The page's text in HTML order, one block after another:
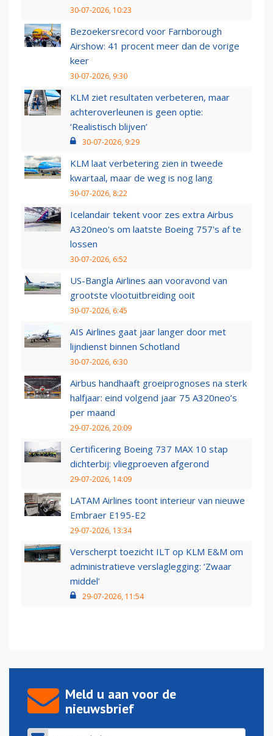
30-07-2026, 10:23
Bezoekersrecord voor Farnborough
Airshow: 41 procent meer dan de vorige
keer
30-07-2026, 9:30
KLM ziet resultaten verbeteren, maar
achteroverleunen is geen optie:
‘Realistisch blijven’
30-07-2026, 9:29
KLM laat verbetering zien in tweede
kwartaal, maar de weg is nog lang
30-07-2026, 8:22
Icelandair tekent voor zes extra Airbus
A320neo's om laatste Boeing 757's af te
lossen
30-07-2026, 6:52
US-Bangla Airlines aan vooravond van
grootste vlootuitbreiding ooit
30-07-2026, 6:45
AIS Airlines gaat jaar langer door met
lijndienst binnen Schotland
30-07-2026, 6:30
Airbus handhaaft groeiprognoses na sterk
halfjaar: eind volgend jaar 75 A320neo’s
per maand
29-07-2026, 20:09
Certificering Boeing 737 MAX 10 stap
dichterbij: vliegproeven afgerond
29-07-2026, 14:09
LATAM Airlines toont interieur van nieuwe
Embraer E195-E2
29-07-2026, 13:34
Verscherpt toezicht ILT op KLM E&M om
administratieve verslaglegging: ‘Zwaar
middel’
29-07-2026, 11:54
Meld u aan voor de
nieuwsbrief